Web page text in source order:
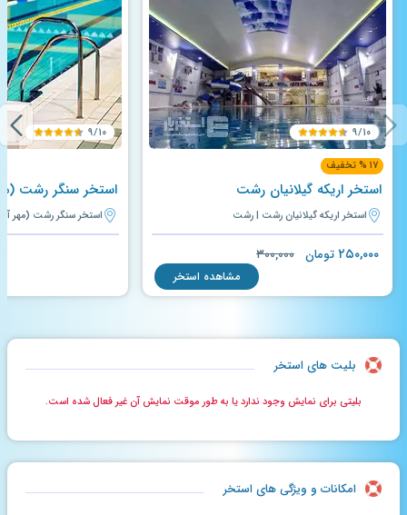
۹/۱۰
۱۷ % تخفیف
استخر اریکه گیلانیان رشت
استخر اریکه گیلانیان رشت | رشت
۲۵۰,۰۰۰تومان ۳۰۰,۰۰۰
مشاهده استخر
۹/۱۰
استخر سنگر رشت
استخر سنگر رشت (مهر
بلیت های استخر
بلیتی برای نمایش وجود ندارد یا به طور موقت نمایش آن غیر فعال شده است.
امکانات و ویژگی های استخر